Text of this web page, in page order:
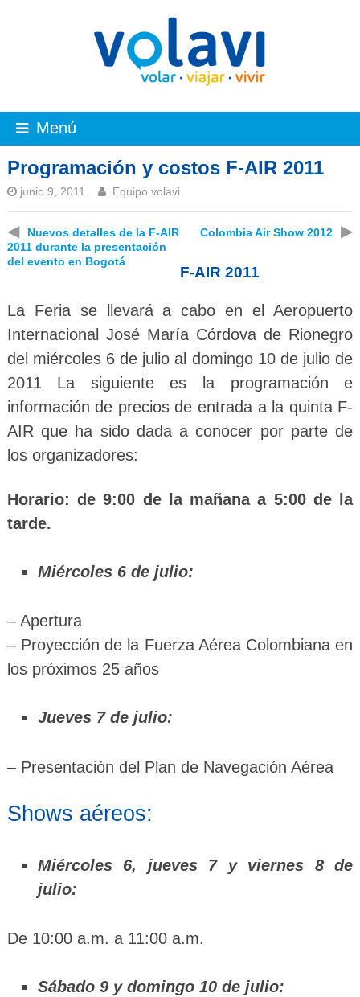
Menú
Programación y costos F-AIR 2011
junio 9, 2011 Equipo volavi
◀
Nuevos detalles de la F-AIR
2011 durante la presentación
del evento en Bogotá
Colombia Air Show 2012 ▶
F-AIR 2011
La Feria se llevará a cabo en el Aeropuerto
Internacional José María Córdova de Rionegro
del miércoles 6 de julio al domingo 10 de julio de
2011 La siguiente es la programación e
información de precios de entrada a la quinta F-
AIR que ha sido dada a conocer por parte de
los organizadores:
Horario: de 9:00 de la mañana a 5:00 de la
tarde.
Miércoles 6 de julio:
– Apertura
– Proyección de la Fuerza Aérea Colombiana en
los próximos 25 años
Jueves 7 de julio:
– Presentación del Plan de Navegación Aérea
Shows aéreos:
Miércoles 6, jueves 7 y viernes 8 de
julio:
De 10:00 a.m. a 11:00 a.m.
Sábado 9 y domingo 10 de julio: